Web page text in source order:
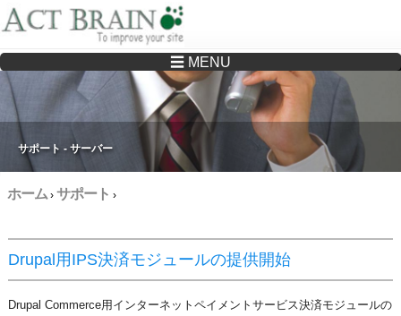
Drupalサイトの制作・保守をどこに頼んでいいか分からない方へ…まずはご相談く
ださい
☰ MENU
サポート - サーバー
ホーム› サポート ›
Drupal用IPS決済モジュールの提供開始
Drupal Commerce用インターネットペイメントサービス決済モジュールの